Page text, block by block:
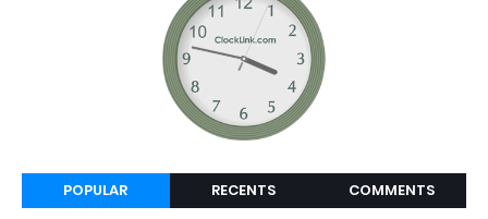
POPULAR RECENTS COMMENTS